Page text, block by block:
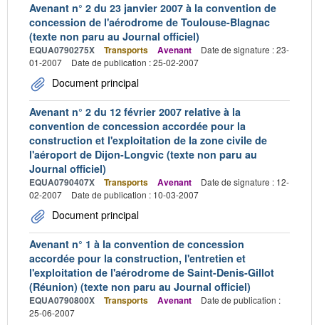
Avenant n° 2 du 23 janvier 2007 à la convention de
concession de l'aérodrome de Toulouse-Blagnac
(texte non paru au Journal officiel)
EQUA0790275X Transports Avenant
Date de signature : 23-
01-2007
Date de publication : 25-02-2007
Document principal
Avenant n° 2 du 12 février 2007 relative à la
convention de concession accordée pour la
construction et l'exploitation de la zone civile de
l'aéroport de Dijon-Longvic (texte non paru au
Journal officiel)
EQUA0790407X Transports Avenant
Date de signature : 12-
02-2007
Date de publication : 10-03-2007
Document principal
Avenant n° 1 à la convention de concession
accordée pour la construction, l'entretien et
l'exploitation de l'aérodrome de Saint-Denis-Gillot
(Réunion) (texte non paru au Journal officiel)
EQUA0790800X Transports Avenant
Date de publication :
25-06-2007